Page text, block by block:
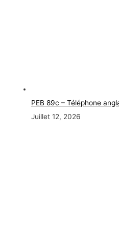
PEB 89c – Téléphone
Juillet 12, 2026